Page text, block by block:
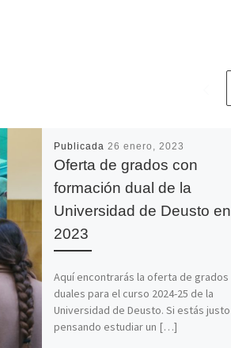
Publicada 26 enero, 2023
Oferta de grados con
formación dual de la
Universidad de Deusto en
2023
Aquí encontrarás la oferta de grados
duales para el curso 2024-25 de la
Universidad de Deusto. Si estás justo
pensando estudiar un […]